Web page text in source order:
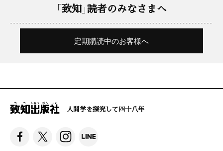
「致知」読者のみなさまへ
定期購読中のお客様へ
人間学を探究して四十八年